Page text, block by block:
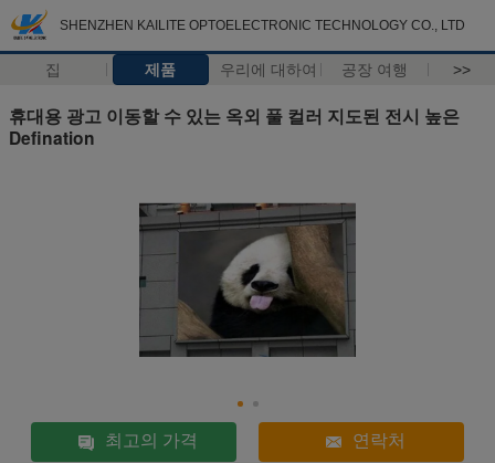
SHENZHEN KAILITE OPTOELECTRONIC TECHNOLOGY CO., LTD
집 제품 우리에 대하여 공장 여행 >>
휴대용 광고 이동할 수 있는 옥외 풀 컬러 지도된 전시 높은
Defination
최고의 가격 연락처